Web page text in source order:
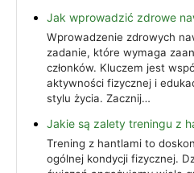
Jak wprowadzić zdrowe
Wprowadzenie zdrowych
zadanie, które wymaga
członków. Kluczem jest
aktywności fizycznej i
stylu życia. Zacznij…
Jakie są zalety treningu z
Trening z hantlami to
ogólnej kondycji fizycznej.